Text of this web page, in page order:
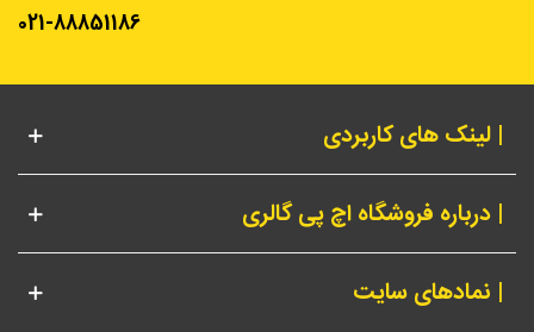
021-88851186
| لینک های کاربردی
| درباره فروشگاه اچ پی گالری
| نمادهای سایت